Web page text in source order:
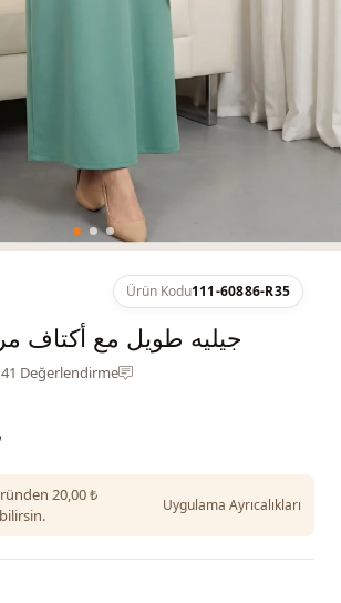
Ürün Kodu111-60886-R35
جيليه طويل مع أكتاف
Değerlendirme
20,00 ₺
Uygulama Ayrıcalıkları